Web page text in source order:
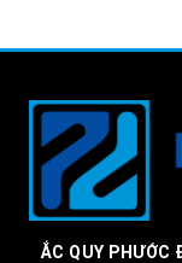
ẮC QUY PHƯỚC